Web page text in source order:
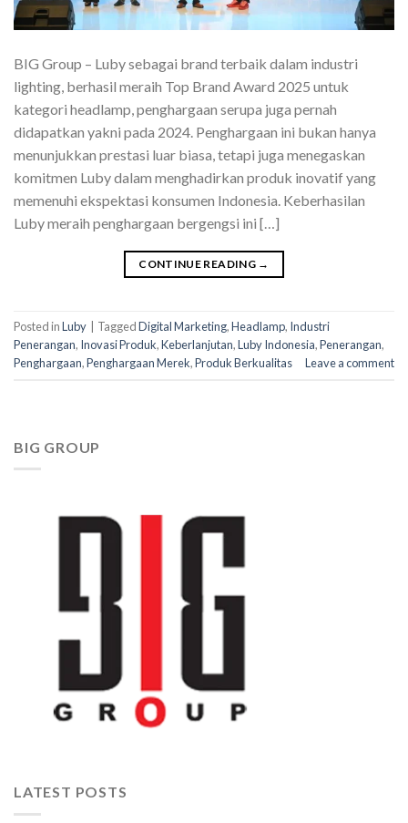
BIG Group – Luby sebagai brand terbaik dalam industri
lighting, berhasil meraih Top Brand Award 2025 untuk
kategori headlamp, penghargaan serupa juga pernah
didapatkan yakni pada 2024. Penghargaan ini bukan hanya
menunjukkan prestasi luar biasa, tetapi juga menegaskan
komitmen Luby dalam menghadirkan produk inovatif yang
memenuhi ekspektasi konsumen Indonesia. Keberhasilan
Luby meraih penghargaan bergengsi ini […]
CONTINUE READING →
Posted inLuby TaggedDigital Marketing,Headlamp, Industri
Penerangan, Inovasi Produk,Keberlanjutan,Luby Indonesia,Penerangan,
Penghargaan,Penghargaan Merek,Produk Berkualitas Leave a comment
BIG GROUP
LATEST POSTS